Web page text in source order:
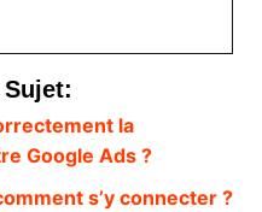
la
Google Ads ?
s’y connecter ?